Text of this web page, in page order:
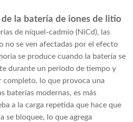
la batería de iones de litio
de níquel-cadmio (NiCd), las
no se ven afectadas por el efecto
se produce cuando la batería se
durante un período de tiempo y
completo, lo que provoca una
baterías modernas, es más
a la carga repetida que hace que
se bloquee, lo que agrega